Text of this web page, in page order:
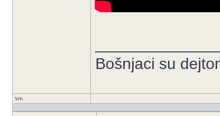
Bošnjaci su
Vrh